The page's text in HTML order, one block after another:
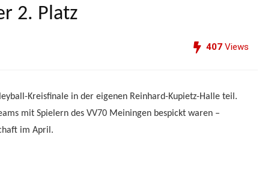
2. Platz
407 Views
Kreisfinale in der eigenen Reinhard-Kupietz-Halle teil.
mit Spielern des VV70 Meiningen bespickt waren –
im April.